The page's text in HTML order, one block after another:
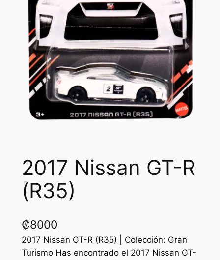
2017 Nissan GT-R
(R35)
₡8000
2017 Nissan GT-R (R35) | Colección: Gran
Turismo Has encontrado el 2017 Nissan GT-